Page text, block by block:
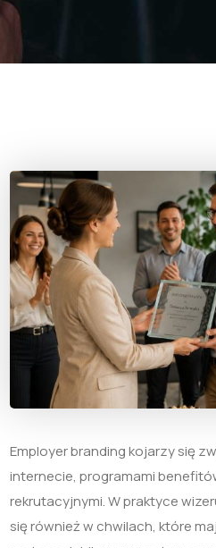
Employer branding kojarzy się
internecie, programami
rekrutacyjnymi. W praktyce
się również w chwilach, które